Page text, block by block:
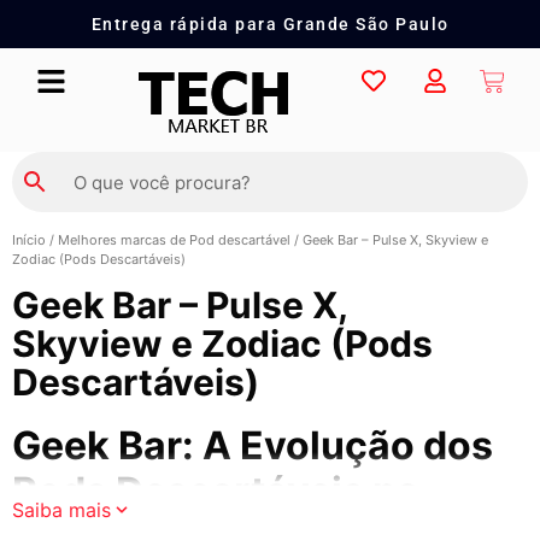
Entrega rápida para Grande São Paulo
Início / Melhores marcas de Pod descartável / Geek Bar – Pulse X, Skyview e
Zodiac (Pods Descartáveis)
Geek Bar – Pulse X,
Skyview e Zodiac (Pods
Descartáveis)
Geek Bar: A Evolução dos
Pods Descartáveis na
Saiba mais